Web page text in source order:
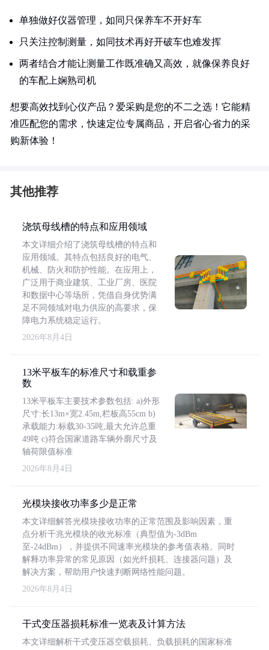
单独做好仪器管理，如同只保养车不开好车
只关注控制测量，如同技术再好开破车也难发挥
两者结合才能让测量工作既准确又高效，就像保养良好
的车配上娴熟司机
想要高效找到心仪产品？爱采购是您的不二之选！它能精
准匹配您的需求，快速定位专属商品，开启省心省力的采
购新体验！
其他推荐
浇筑母线槽的特点和应用领域
本文详细介绍了浇筑母线槽的特点和
应用领域。其特点包括良好的电气、
机械、防火和防护性能。在应用上，
广泛用于商业建筑、工业厂房、医院
和数据中心等场所，凭借自身优势满
足不同领域对电力供应的高要求，保
障电力系统稳定运行。
2026年8月4日
13米平板车的标准尺寸和载重参
数
13米平板车主要技术参数包括: a)外形
尺寸:长13m×宽2.45m,栏板高55cm b)
承载能力:标载30-35吨,最大允许总重
49吨 c)符合国家道路车辆外廓尺寸及
轴荷限值标准
2026年8月4日
光模块接收功率多少是正常
本文详细解答光模块接收功率的正常范围及影响因素，重
点分析千兆光模块的收光标准（典型值为-3dBm
至-24dBm），并提供不同速率光模块的参考值表格。同时
解释功率异常的常见原因（如光纤损耗、连接器问题）及
解决方案，帮助用户快速判断网络性能问题。
2026年8月4日
干式变压器损耗标准一览表及计算方法
本文详细解析干式变压器空载损耗、负载损耗的国家标准